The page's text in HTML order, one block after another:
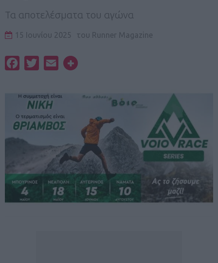
Τα αποτελέσματα του αγώνα
15 Ιουνίου 2025 του Runner Magazine
FacebookTwitterEmail